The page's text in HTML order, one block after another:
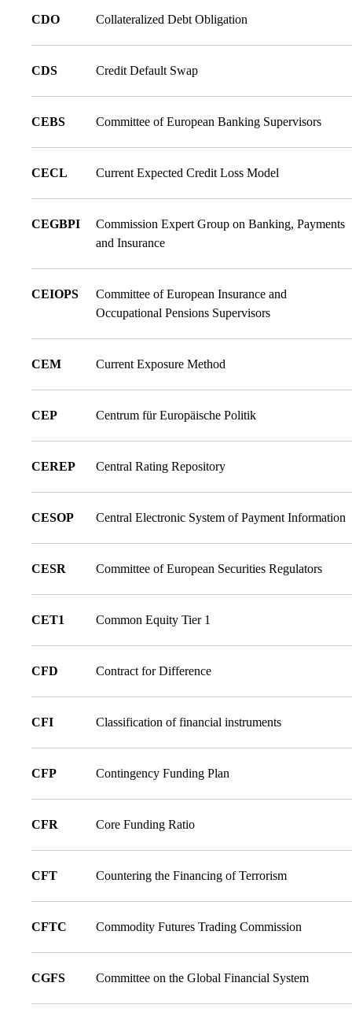
CDO Collateralized Debt Obligation
CDS Credit Default Swap
CEBS Committee of European Banking Supervisors
CECL Current Expected Credit Loss Model
CEGBPI
Commission Expert Group on Banking, Payments
and Insurance
CEIOPS
Committee of European Insurance and
Occupational Pensions Supervisors
CEM Current Exposure Method
CEP Centrum für Europäische Politik
CEREP Central Rating Repository
CESOP Central Electronic System of Payment Information
CESR Committee of European Securities Regulators
CET1 Common Equity Tier 1
CFD Contract for Difference
CFI Classification of financial instruments
CFP Contingency Funding Plan
CFR Core Funding Ratio
CFT Countering the Financing of Terrorism
CFTC Commodity Futures Trading Commission
CGFS Committee on the Global Financial System